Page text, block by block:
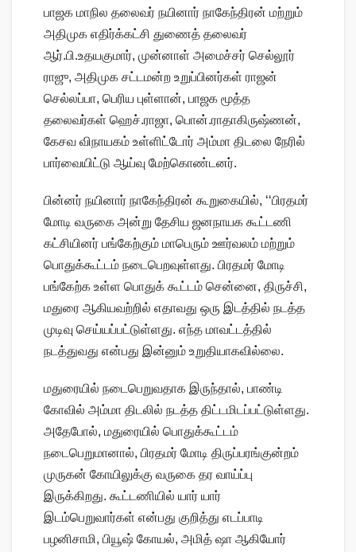
பாஜக மாநில தலைவர் நயினார் நாகேந்திரன் மற்றும்
அதிமுக எதிர்க்கட்சி துணைத் தலைவர்
ஆர்.பி.உதயகுமார், முன்னாள் அமைச்சர் செல்லூர்
ராஜு, அதிமுக சட்டமன்ற உறுப்பினர்கள் ராஜன்
செல்லப்பா, பெரிய புள்ளான், பாஜக மூத்த
தலைவர்கள் ஹெச்.ராஜா, பொன்.ராதாகிருஷ்ணன்,
கேசவ விநாயகம் உள்ளிட்டோர் அம்மா திடலை நேரில்
பார்வையிட்டு ஆய்வு மேற்கொண்டனர்.
பின்னர் நயினார் நாகேந்திரன் கூறுகையில், ‘‘பிரதமர்
மோடி வருகை அன்று தேசிய ஜனநாயக கூட்டணி
கட்சியினர் பங்கேற்கும் மாபெரும் ஊர்வலம் மற்றும்
பொதுக்கூட்டம் நடைபெறவுள்ளது. பிரதமர் மோடி
பங்கேற்க உள்ள பொதுக் கூட்டம் சென்னை, திருச்சி,
மதுரை ஆகியவற்றில் எதாவது ஒரு இடத்தில் நடத்த
முடிவு செய்யப்பட்டுள்ளது. எந்த மாவட்டத்தில்
நடத்துவது என்பது இன்னும் உறுதியாகவில்லை.
மதுரையில் நடைபெறுவதாக இருந்தால், பாண்டி
கோவில் அம்மா திடலில் நடத்த திட்டமிடப்பட்டுள்ளது.
அதேபோல், மதுரையில் பொதுக்கூட்டம்
நடைபெறுமானால், பிரதமர் மோடி திருப்பரங்குன்றம்
முருகன் கோயிலுக்கு வருகை தர வாய்ப்பு
இருக்கிறது. கூட்டணியில் யார் யார்
இடம்பெறுவார்கள் என்பது குறித்து எடப்பாடி
பழனிசாமி, பியூஷ் கோயல், அமித் ஷா ஆகியோர்